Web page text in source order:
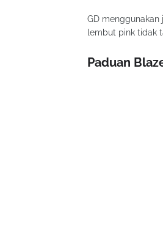
GD
lembut pink tidak
Paduan